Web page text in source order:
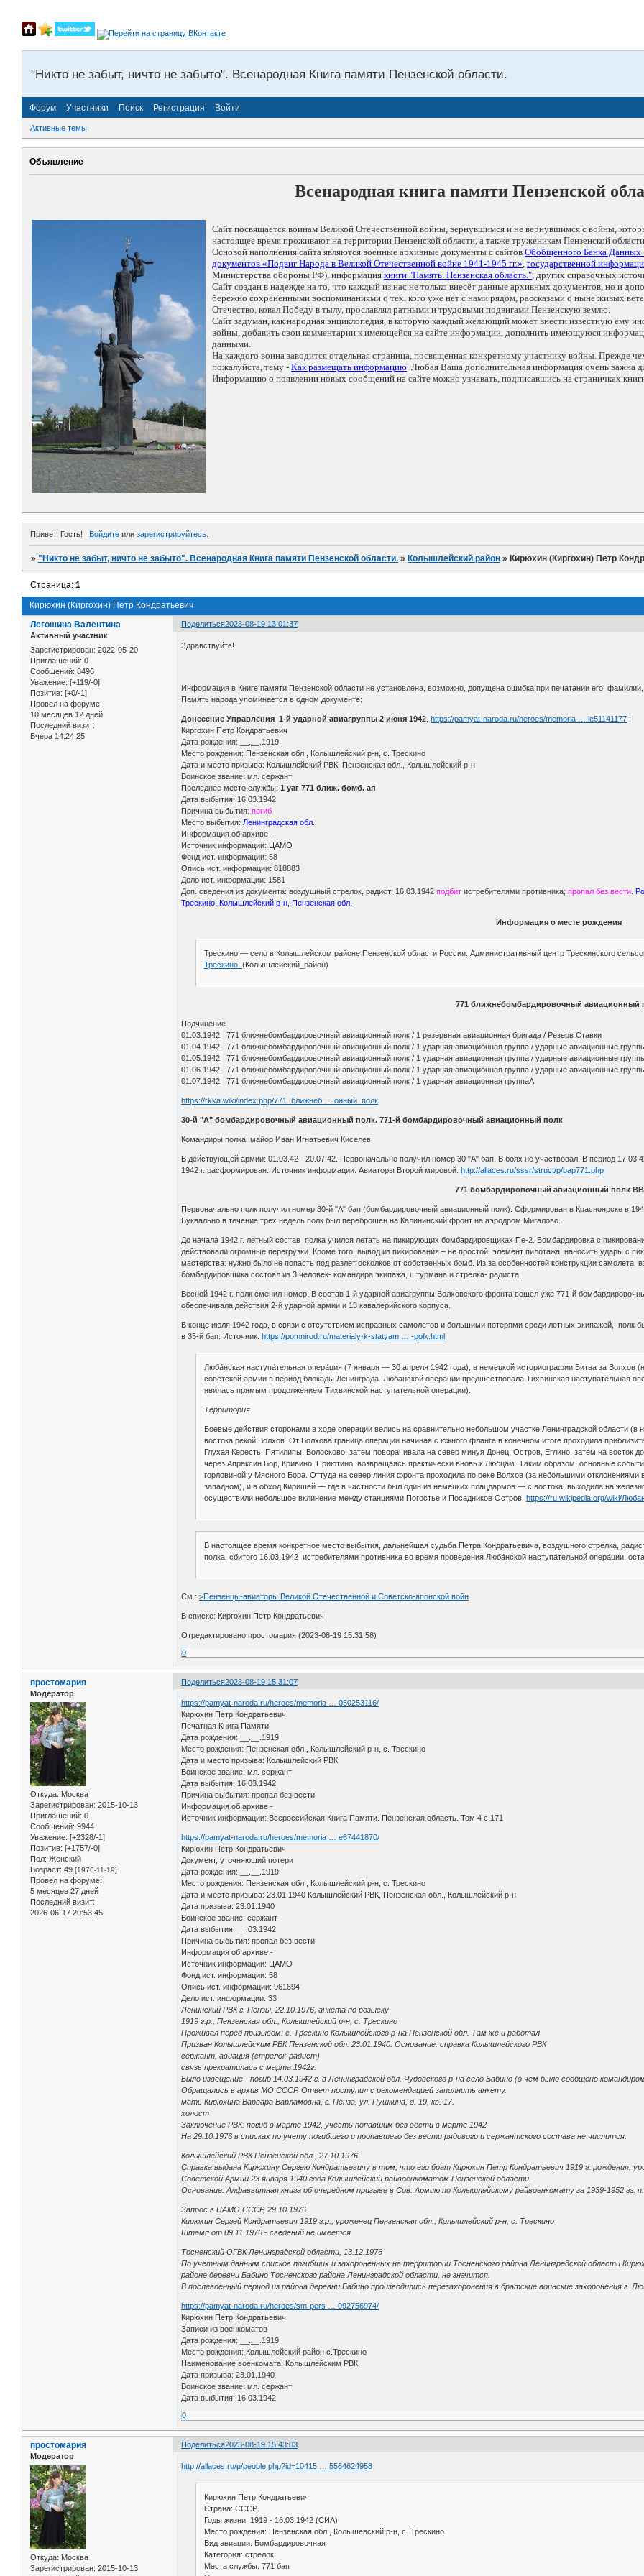
"Никто не забыт, ничто не забыто". Всенародная Книга памяти Пензенской области.
Форум Участники Поиск Регистрация Войти
Активные темы
Объявление
Всенародная книга памяти Пензенской
Сайт посвящается воинам Великой Отечественной войны, вернувшимся и не вернувшимся с войны,
настоящее время проживают на территории Пензенской области, а также труженикам Пензенской
Основой наполнения сайта являются военные архивные документы с сайтов Обобщенного Банка
документов «Подвиг Народа в Великой Отечественной войне 1941-1945 гг.», государственной
Министерства обороны РФ), информация книги "Память. Пензенская область.", других справочных
Сайт создан в надежде на то, что каждый из нас не только внесёт данные архивных документов, но и
бережно сохраненными воспоминаниями о тех, кого уже нет с нами рядом, рассказами о ныне живых
Отечество, ковал Победу в тылу, прославлял ратными и трудовыми подвигами Пензенскую землю.
Сайт задуман, как народная энциклопедия, в которую каждый желающий может внести известную ему
войны, добавить свои комментарии к имеющейся на сайте информации, дополнить имеющуюся
данными.
На каждого воина заводится отдельная страница, посвященная конкретному участнику войны. Прежде
пожалуйста, тему - Как размещать информацию. Любая Ваша дополнительная информация очень важна
Информацию о появлении новых сообщений на сайте можно узнавать, подписавшись на страничках
Привет, Гость! Войдитеили зарегистрируйтесь.
»"Никто не забыт, ничто не забыто". Всенародная Книга памяти Пензенской области. » Колышлейский район » Кирюхин (Киргохин) Петр
Кирюхин (Киргохин) Петр Кондратьевич
Страница:1
Поделиться2023-08-19 13:01:37
Легошина Валентина
Активный участник
Зарегистрирован: 2022-05-20
Приглашений: 0
Сообщений: 8496
Уважение: [+119/-0]
Позитив: [+0/-1]
Провел на форуме:
10 месяцев 12 дней
Последний визит:
Вчера 14:24:25
Здравствуйте!
Информация в Книге памяти Пензенской области не установлена, возможно, допущена ошибка при печатании его
Память народа упоминается в одном документе:
Донесение Управления 1-й ударной авиагруппы 2 июня 1942 .https://pamyat-naroda.ru/heroes/memoria … ie51141177 :
Киргохин Петр Кондратьевич
Дата рождения: __.__.1919
Место рождения: Пензенская обл., Колышлейский р-н, с. Трескино
Дата и место призыва: Колышлейский РВК, Пензенская обл., Колышлейский р-н
Воинское звание: мл. сержант
Последнее место службы: 1 уаг 771 ближ. бомб. ап
Дата выбытия: 16.03.1942
Причина выбытия: погиб
Место выбытия: Ленинградская обл.
Информация об архиве -
Источник информации: ЦАМО
Фонд ист. информации: 58
Опись ист. информации: 818883
Дело ист. информации: 1581
Доп. сведения из документа: воздушный стрелок, радист; 16.03.1942подбитистребителями противника;пропал без вести
Трескино, Колышлейский р-н, Пензенская обл.
Информация о месте рождения
Трескино — село в Колышлейском районе Пензенской области России. Административный центр Трескинского
Трескино_ (Колышлейский_район)
771 ближнебомбардировочный авиационный
Подчинение
01.03.1942 771 ближнебомбардировочный авиационный полк / 1 резервная авиационная бригада / Резерв Ставки
01.04.1942 771 ближнебомбардировочный авиационный полк / 1 ударная авиационная группа / ударные авиационные
01.05.1942 771 ближнебомбардировочный авиационный полк / 1 ударная авиационная группа / ударные авиационные
01.06.1942 771 ближнебомбардировочный авиационный полк / 1 ударная авиационная группа / ударные авиационные
01.07.1942 771 ближнебомбардировочный авиационный полк / 1 ударная авиационная группаА
https://rkka.wiki/index.php/771_ближнеб … онный_полк
30-й "А" бомбардировочный авиационный полк. 771-й бомбардировочный авиационный полк
Командиры полка: майор Иван Игнатьевич Киселев
В действующей армии: 01.03.42 - 20.07.42. Первоначально получил номер 30 "А" бап. В боях не участвовал. В период
1942 г. расформирован. Источник информации: Авиаторы Второй мировой.http://allaces.ru/sssr/struct/p/bap771.php
771 бомбардировочный авиационный полк
Первоначально полк получил номер 30-й "А" бап (бомбардировочный авиационный полк). Сформирован в Красноярске в
Буквально в течение трех недель полк был переброшен на Калининский фронт на аэродром Мигалово.
До начала 1942 г. летный состав полка учился летать на пикирующих бомбардировщиках Пе-2. Бомбардировка с
действовали огромные перегрузки. Кроме того, вывод из пикирования – не простой элемент пилотажа, наносить удары с
мастерства: нужно было не попасть под разлет осколков от собственных бомб. Из за особенностей конструкции самолета
бомбардировщика состоял из 3 человек- командира экипажа, штурмана и стрелка- радиста.
Весной 1942 г. полк сменил номер. В состав 1-й ударной авиагруппы Волховского фронта вошел уже 771-й
обеспечивала действия 2-й ударной армии и 13 кавалерийского корпуса.
В конце июля 1942 года, в связи с отсутствием исправных самолетов и большими потерями среди летных экипажей,
в 35-й бап. Источник:https://pomnirod.ru/materialy-k-statyam … -polk.html
Люба́нская наступа́тельная опера́ция (7 января — 30 апреля 1942 года), в немецкой историографии Битва за
советской армии в период блокады Ленинграда. Любанской операции предшествовала Тихвинская наступательная
явилась прямым продолжением Тихвинской наступательной операции).
Территория
Боевые действия сторонами в ходе операции велись на сравнительно небольшом участке Ленинградской области
востока рекой Волхов. От Волхова граница операции начиная с южного фланга в конечном итоге проходила
Глухая Кересть, Пятилипы, Волосково, затем поворачивала на север минуя Донец, Остров, Еглино, затем на восток
через Апраксин Бор, Кривино, Приютино, возвращаясь практически вновь к Любцам. Таким образом, основные
горловиной у Мясного Бора. Оттуда на север линия фронта проходила по реке Волхов (за небольшими
западном), и в обход Киришей — где в частности был один из немецких плацдармов — с востока, выходила на
осуществили небольшое вклинение между станциями Погостье и Посадников Остров. https://ru.wikipedia.org/wiki/
В настоящее время конкретное место выбытия, дальнейшая судьба Петра Кондратьевича, воздушного стрелка,
полка, сбитого 16.03.1942 истребителями противника во время проведения Люба́нской наступа́тельной опера́ции,
См.:>Пензенцы-авиаторы Великой Отечественной и Советско-японской войн
В списке: Киргохин Петр Кондратьевич
Отредактировано простомария (2023-08-19 15:31:58)
0
Поделиться2023-08-19 15:31:07
простомария
Модератор
Откуда: Москва
Зарегистрирован: 2015-10-13
Приглашений: 0
Сообщений: 9944
Уважение: [+2328/-1]
Позитив: [+1757/-0]
Пол: Женский
Возраст: 49 [1976-11-19]
Провел на форуме:
5 месяцев 27 дней
Последний визит:
2026-06-17 20:53:45
https://pamyat-naroda.ru/heroes/memoria … 050253116/
Кирюхин Петр Кондратьевич
Печатная Книга Памяти
Дата рождения: __.__.1919
Место рождения: Пензенская обл., Колышлейский р-н, с. Трескино
Дата и место призыва: Колышлейский РВК
Воинское звание: мл. сержант
Дата выбытия: 16.03.1942
Причина выбытия: пропал без вести
Информация об архиве -
Источник информации: Всероссийская Книга Памяти. Пензенская область. Том 4 с.171
https://pamyat-naroda.ru/heroes/memoria … e67441870/
Кирюхин Петр Кондратьевич
Документ, уточняющий потери
Дата рождения: __.__.1919
Место рождения: Пензенская обл., Колышлейский р-н, с. Трескино
Дата и место призыва: 23.01.1940 Колышлейский РВК, Пензенская обл., Колышлейский р-н
Дата призыва: 23.01.1940
Воинское звание: сержант
Дата выбытия: __.03.1942
Причина выбытия: пропал без вести
Информация об архиве -
Источник информации: ЦАМО
Фонд ист. информации: 58
Опись ист. информации: 961694
Дело ист. информации: 33
Ленинский РВК г. Пензы, 22.10.1976, анкета по розыску
1919 г.р., Пензенская обл., Колышлейский р-н, с. Трескино
Проживал перед призывом: с. Трескино Колышлейского р-на Пензенской обл. Там же и работал
Призван Колышлейским РВК Пензенской обл. 23.01.1940. Основание: справка Колышлейского РВК
сержант, авиация (стрелок-радист)
связь прекратилась с марта 1942г.
Было извещение - погиб 14.03.1942 г. в Ленинградской обл. Чудовского р-на село Бабино (о чем было сообщено
Обращались в архив МО СССР. Ответ поступил с рекомендацией заполнить анкету.
мать Кирюхина Варвара Варламовна, г. Пенза, ул. Пушкина, д. 19, кв. 17.
холост
Заключение РВК: погиб в марте 1942, учесть попавшим без вести в марте 1942
На 29.10.1976 в списках по учету погибшего и пропавшего без вести рядового и сержантского состава не числится.
Колышлейский РВК Пензенской обл., 27.10.1976
Справка выдана Кирюхину Сергею Кондратьевичу в том, что его брат Кирюхин Петр Кондратьевич 1919 г. рождения,
Советской Армии 23 января 1940 года Колышлейский райвоенкоматом Пензенской области.
Основание: Алфаввитная книга об очередном призыве в Сов. Армию по Колышлейскому райвоенкомату за 1939-1952 гг.
Запрос в ЦАМО СССР, 29.10.1976
Кирюхин Сергей Кондратьевич 1919 г.р., уроженец Пензенская обл., Колышлейский р-н, с. Трескино
Штамп от 09.11.1976 - сведений не имеется
Тосненский ОГВК Ленинградской области, 13.12.1976
По учетным данным списков погибших и захороненных на территории Тосненского района Ленинградской области
районе деревни Бабино Тосненского района Ленинградской области, не значится.
В послевоенный период из района деревни Бабино производились перезахоронения в братские воинские захоронения г.
https://pamyat-naroda.ru/heroes/sm-pers … 092756974/
Кирюхин Петр Кондратьевич
Записи из военкоматов
Дата рождения: __.__.1919
Место рождения: Колышлейский район с.Трескино
Наименование военкомата: Колышлейским РВК
Дата призыва: 23.01.1940
Воинское звание: мл. сержант
Дата выбытия: 16.03.1942
0
Поделиться2023-08-19 15:43:03
простомария
Модератор
Откуда: Москва
Зарегистрирован: 2015-10-13
http://allaces.ru/p/people.php?id=10415 … 5564624958
Кирюхин Петр Кондратьевич
Страна: СССР
Годы жизни: 1919 - 16.03.1942 (СИА)
Место рождения: Пензенская обл., Колышевский р-н, с. Трескино
Вид авиации: Бомбардировочная
Категория: стрелок
Места службы: 771 бап